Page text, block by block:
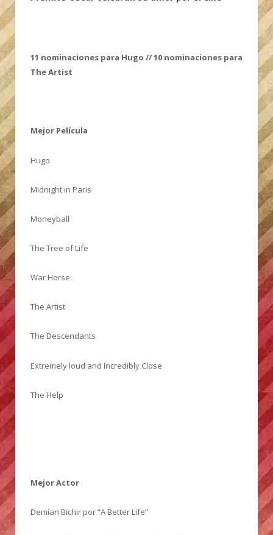
11 nominaciones para Hugo // 10 nominaciones para
The Artist
Mejor Película
Hugo
Midnight in Paris
Moneyball
The Tree of Life
War Horse
The Artist
The Descendants
Extremely loud and Incredibly Close
The Help
Mejor Actor
Demían Bichir por “A Better Life”